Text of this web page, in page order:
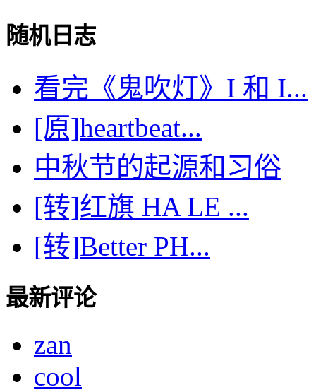
随机日志
看完《鬼吹灯》I 和 I...
[原]heartbeat...
中秋节的起源和习俗
[转]红旗 HA LE ...
[转]Better PH...
最新评论
zan
cool